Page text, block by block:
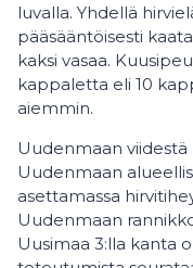
luvalla. Yhdellä
pääsääntöisesti
kaksi vasaa.
kappaletta eli 10
aiemmin.
Uudenmaan
Uudenmaan
asettamassa
Uudenmaan
Uusimaa 3:lla kanta